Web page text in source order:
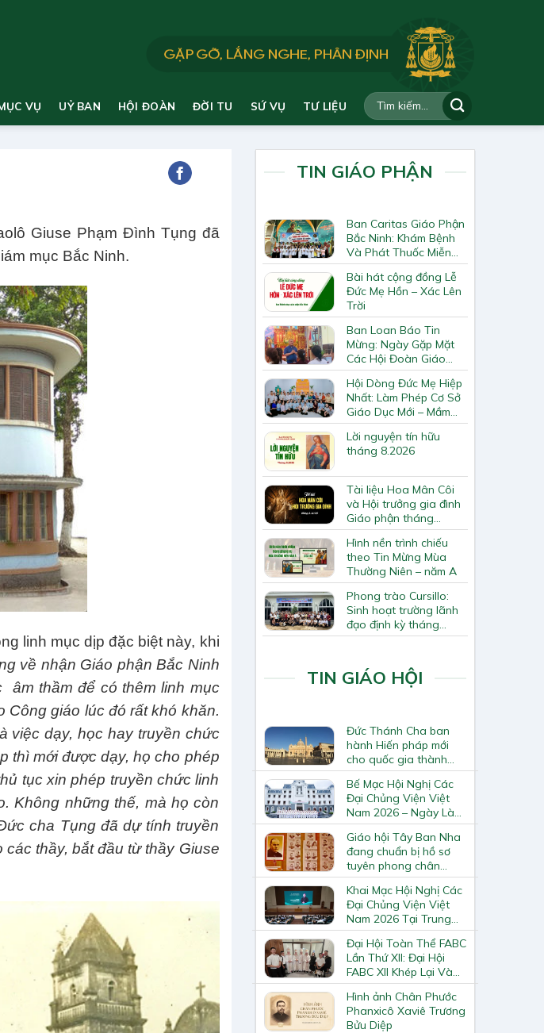
VỤ UỶ BAN HỘI ĐOÀN ĐỜI TU SỨ VỤ TƯ LIỆU
Giuse Phạm Đình Tụng đã
mục Bắc Ninh.
linh mục dịp đặc biệt này, khi
về nhận Giáo phận Bắc Ninh
âm thầm để có thêm linh mục
Công giáo lúc đó rất khó khăn.
việc dạy, học hay truyền chức
thì mới được dạy, họ cho phép
tục xin phép truyền chức linh
Không những thế, mà họ còn
cha Tụng đã dự tính truyền
thầy, bắt đầu từ thầy Giuse
TIN GIÁO PHẬN
Ban Caritas Giáo Phận
Bắc Ninh: Khám Bệnh
Và Phát Thuốc Miễn
Phí Tại Giáo Xứ Đồng
Chương
Bài hát cộng đồng Lễ
Đức Mẹ Hồn – Xác Lên
Trời
Ban Loan Báo Tin
Mừng: Ngày Gặp Mặt
Các Hội Đoàn Giáo
Hạt Bắc Giang
Hội Dòng Đức Mẹ Hiệp
Nhất: Làm Phép Cơ Sở
Giáo Dục Mới – Mầm
Non Thiên Ân
Lời nguyện tín hữu
tháng 8.2026
Tài liệu Hoa Mân Côi
và Hội trưởng gia đình
Giáo phận tháng
8.2026
Hình nền trình chiếu
theo Tin Mừng Mùa
Thường Niên – năm A
Phong trào Cursillo:
Sinh hoạt trường lãnh
đạo định kỳ tháng
7/2026
TIN GIÁO HỘI
Đức Thánh Cha ban
hành Hiến pháp mới
cho quốc gia thành
Vatican
Bế Mạc Hội Nghị Các
Đại Chủng Viện Việt
Nam 2026 – Ngày Làm
Việc Cuối Cùng
Giáo hội Tây Ban Nha
đang chuẩn bị hồ sơ
tuyên phong chân
phước và phong thánh
cho 3.344 vị
Khai Mạc Hội Nghị Các
Đại Chủng Viện Việt
Nam 2026 Tại Trung
Tâm Mục Vụ Giáo
Phận Vinh
Đại Hội Toàn Thể FABC
Lần Thứ XII: Đại Hội
FABC XII Khép Lại Và
Mở Ra Một Hành Trình
Mới Cho Giáo Hội Tại
Châu Á
Hình ảnh Chân Phước
Phanxicô Xaviê Trương
Bửu Diệp